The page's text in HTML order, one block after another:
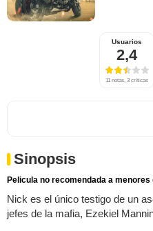
Usuarios
2,4
11 notas, 3 críticas
Sinopsis
Pelicula no recomendada a menores
Nick es el único testigo de un
jefes de la mafia, Ezekiel